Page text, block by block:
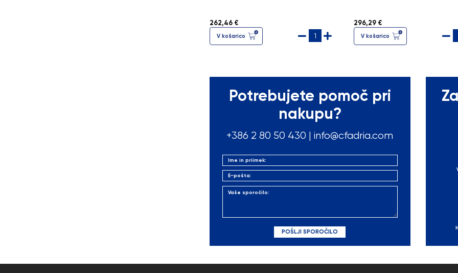
262,46 €
V košarico
296,29 €
V košarico
Potrebujete pomoč pri
nakupu?
+386 2 80 50 430 |info@cfadria.com